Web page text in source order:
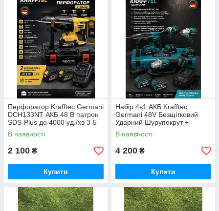
Перфоратор Krafftec Germani
DCH133NT АКБ 48 В патрон
SDS-Plus до 4000 уд./хв 3-5
Дж
В наявності
2 100 ₴
Купити
Набір 4в1 АКБ Krafftec
Germani 48V Безщітковий
Ударний Шурупокрут +
Перфоратор + Болгарка +
Гайковерт Набір 4в1
Німеччина Синій
В наявності
4 200 ₴
Купити